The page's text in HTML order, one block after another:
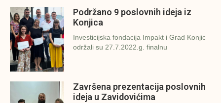
Podržano 9 poslovnih ideja iz
Konjica
Investicijska fondacija Impakt i Grad Konjic
održali su 27.7.2022.g. finalnu
Završena prezentacija poslovnih
ideja u Zavidovićima